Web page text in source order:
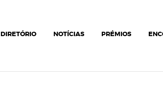
DIRETÓRIO NOTÍCIAS PRÉMIOS